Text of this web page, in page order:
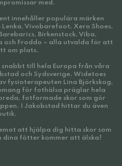
med.
innehåller populära märken
Lenka, Vivobarefoot, Xero Shoes,
Birkenstock, Viba,
och Froddo – alla utvalda för att
om plats.
till hela Europa från våra
och Sydsverige. Widetoes
fysioterapeuten Lina Björkskog,
för fothälsa präglar hela
fotformade skor som gör
I Jakobstad hittar du även
att hjälpa dig hitta skor som
dina fötter kommer att älska!